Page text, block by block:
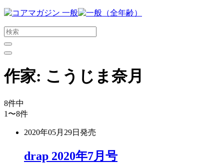
メ
ン
コ
ン
ン
ツ
ス
キ
作家: こうじま奈月
8件中
1〜8件
2020年05月29日 発売
drap 2020年7月号